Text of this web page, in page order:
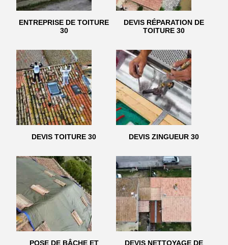
ENTREPRISE DE TOITURE
30
DEVIS RÉPARATION DE
TOITURE 30
DEVIS TOITURE 30 DEVIS ZINGUEUR 30
POSE DE BÂCHE ET DEVIS NETTOYAGE DE